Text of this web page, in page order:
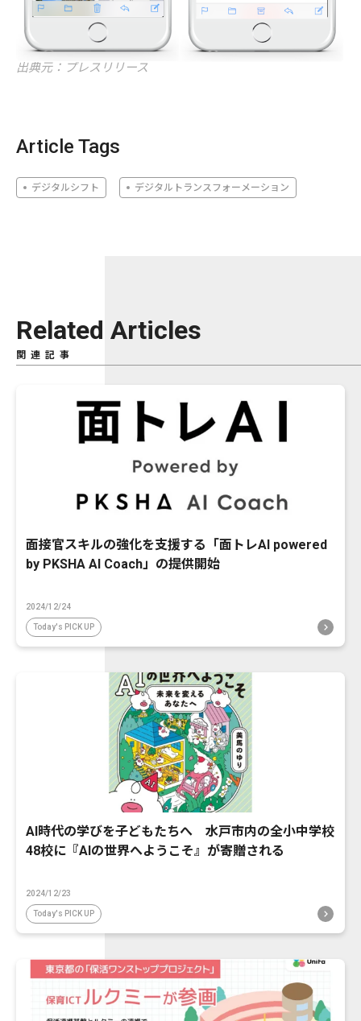
出典元：プレスリリース
Article Tags
デジタルシフト デジタルトランスフォーメーション
Related Articles
関連記事
面接官スキルの強化を支援する「面トレAI powered
by PKSHA AI Coach」の提供開始
2024/12/24
Today's PICK UP
AI時代の学びを子どもたちへ 水戸市内の全小中学校
48校に『AIの世界へようこそ』が寄贈される
2024/12/23
Today's PICK UP